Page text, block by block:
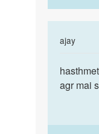
ajayIn
to
Hello
apki
krne
agr mai